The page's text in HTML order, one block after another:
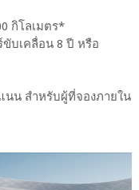
กิโลเมตร*
บเคลื่อน 8 ปี หรือ
นน สำหรับผู้ที่จองภายใน